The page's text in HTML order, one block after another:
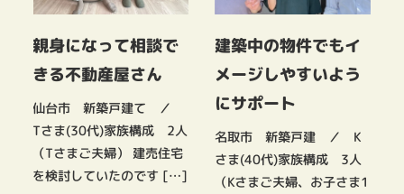
親身になって相談で
きる不動産屋さん
仙台市 新築戸建て ／
Tさま(30代)家族構成 2人
（Tさまご夫婦） 建売住宅
を検討していたのです […]
建築中の物件でもイ
メージしやすいよう
にサポート
名取市 新築戸建 ／ K
さま(40代)家族構成 3人
（Kさまご夫婦、お子さま1